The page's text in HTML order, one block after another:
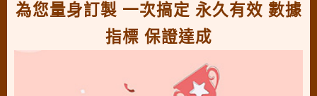
為您量身訂製 一次搞定 永久有效 數據
指標 保證達成